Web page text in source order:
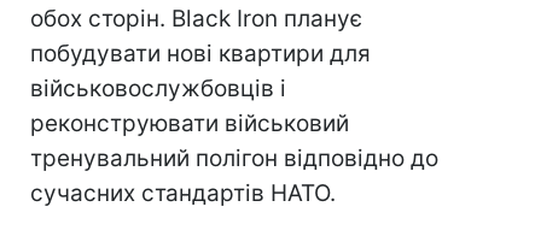
обох сторін. Black Iron планує
побудувати нові квартири для
військовослужбовців і
реконструювати військовий
тренувальний полігон відповідно до
сучасних стандартів НАТО.